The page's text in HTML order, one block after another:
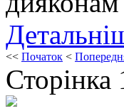
<< Початок <
Сторінка